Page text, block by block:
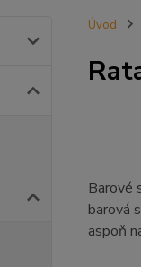
Úvod
Barové
barová
aspoň